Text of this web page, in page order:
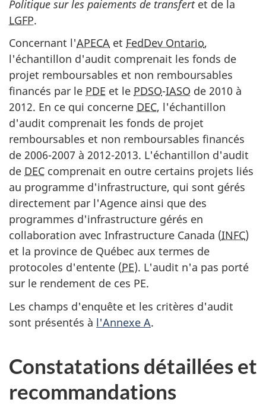
Politique sur les paiements de transfertet de la
LGFP.
Concernant l'APECA et FedDev Ontario,
l'échantillon d'audit comprenait les fonds de
projet remboursables et non remboursables
financés par le PDE et le PDSO-IASO de 2010 à
2012. En ce qui concerne DEC, l'échantillon
d'audit comprenait les fonds de projet
remboursables et non remboursables financés
de 2006-2007 à 2012-2013. L'échantillon d'audit
de DEC comprenait en outre certains projets liés
au programme d'infrastructure, qui sont gérés
directement par l'Agence ainsi que des
programmes d'infrastructure gérés en
collaboration avec Infrastructure Canada (INFC)
et la province de Québec aux termes de
protocoles d'entente (PE). L'audit n'a pas porté
sur le rendement de ces PE.
Les champs d'enquête et les critères d'audit
sont présentés à l'Annexe A.
Constatations détaillées et
recommandations